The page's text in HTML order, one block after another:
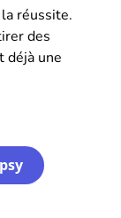
réussite.
des
déjà une